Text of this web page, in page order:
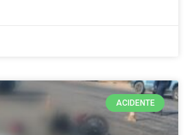
ACIDENTE